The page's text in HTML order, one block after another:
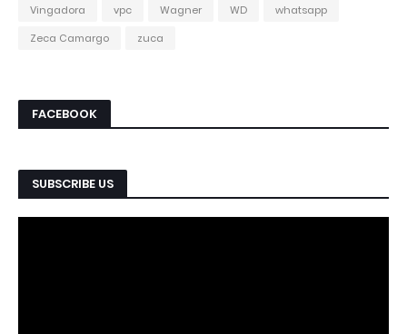
Vingadora
vpc Wagner WD
whatsapp
Zeca Camargo
zuca
FACEBOOK
SUBSCRIBE US